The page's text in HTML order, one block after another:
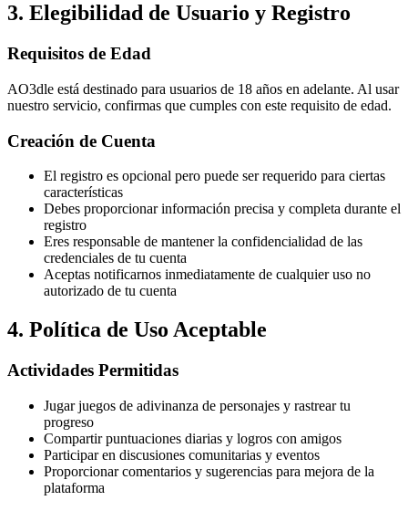
3. Elegibilidad de Usuario y Registro
Requisitos de Edad
AO3dle está destinado para usuarios de 18 años en adelante. Al usar
nuestro servicio, confirmas que cumples con este requisito de edad.
Creación de Cuenta
El registro es opcional pero puede ser requerido para ciertas
características
Debes proporcionar información precisa y completa durante el
registro
Eres responsable de mantener la confidencialidad de las
credenciales de tu cuenta
Aceptas notificarnos inmediatamente de cualquier uso no
autorizado de tu cuenta
4. Política de Uso Aceptable
Actividades Permitidas
Jugar juegos de adivinanza de personajes y rastrear tu
progreso
Compartir puntuaciones diarias y logros con amigos
Participar en discusiones comunitarias y eventos
Proporcionar comentarios y sugerencias para mejora de la
plataforma